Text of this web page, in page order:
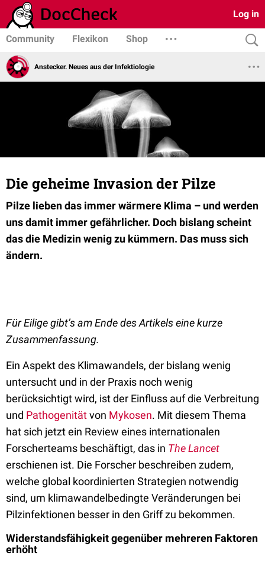
Log in
Community Flexikon Shop
Anstecker. Neues aus der Infektiologie
Die geheime Invasion der Pilze
Pilze lieben das immer wärmere Klima – und werden
uns damit immer gefährlicher. Doch bislang scheint
das die Medizin wenig zu kümmern. Das muss sich
ändern.
Für Eilige gibt’s am Ende des Artikels eine kurze
Zusammenfassung.
Ein Aspekt des Klimawandels, der bislang wenig
untersucht und in der Praxis noch wenig
berücksichtigt wird, ist der Einfluss auf die Verbreitung
und Pathogenitätvon Mykosen. Mit diesem Thema
hat sich jetzt ein Review eines internationalen
Forscherteams beschäftigt, das in The Lancet
erschienen ist. Die Forscher beschreiben zudem,
welche global koordinierten Strategien notwendig
sind, um klimawandelbedingte Veränderungen bei
Pilzinfektionen besser in den Griff zu bekommen.
Widerstandsfähigkeit gegenüber mehreren Faktoren
erhöht